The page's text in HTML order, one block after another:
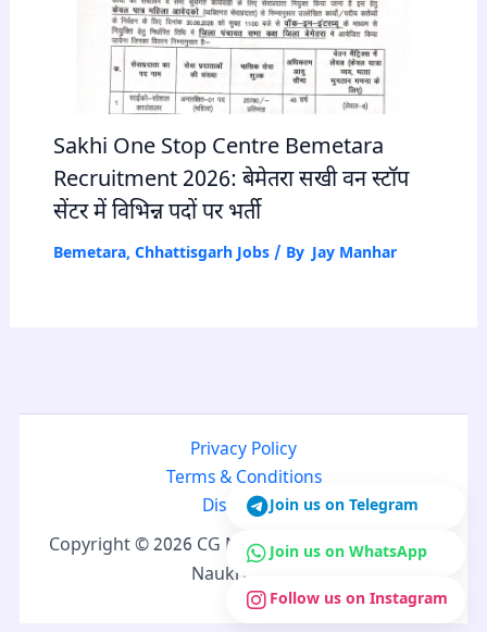
Join us on Telegram
Join us on WhatsApp
Follow us on Instagram
Sakhi One Stop Centre Bemetara
Recruitment 2026: बेमेतरा सखी वन स्टॉप
सेंटर में विभिन्न पदों पर भर्ती
Bemetara, Chhattisgarh Jobs/ By Jay Manhar
Privacy Policy
Terms & Conditions
Disclaimer
Copyright © 2026 CG Naukri | Developed by CG
Naukri Team